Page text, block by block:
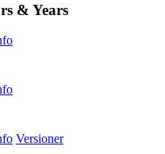
& Years
Versioner